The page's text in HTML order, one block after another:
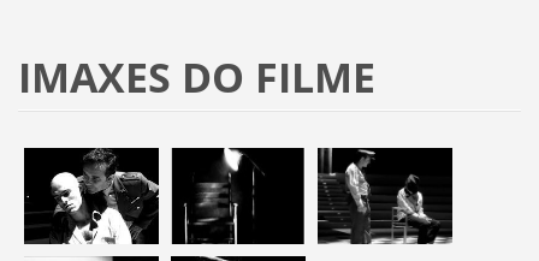
IMAXES DO FILME